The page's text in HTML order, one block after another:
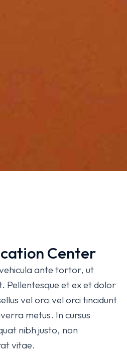
Center
ante tortor, ut
Pellentesque et ex et dolor
vel orci vel orci tincidunt
metus. In cursus
nibh justo, non
vitae.